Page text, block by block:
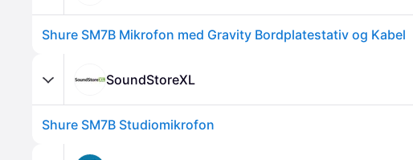
Shure SM7B Mikrofon med Gravity Bordplatestativ og Kabel
SoundStoreXL
Shure SM7B Studiomikrofon